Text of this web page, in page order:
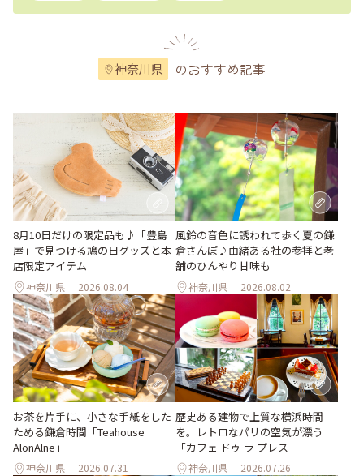
神奈川県 のおすすめ記事
8月10日だけの限定品も♪「豊島
屋」で見つける鳩の日グッズと本
店限定アイテム
神奈川県 2026.08.04
風鈴の音色に誘われて歩く夏の鎌
倉さんぽ♪由緒ある社の参拝と老
舗のひんやり甘味も
神奈川県 2026.08.02
お茶を片手に、小さな手紙をした
ためる鎌倉時間「Teahouse
AlonAlne」
神奈川県 2026.07.31
歴史ある建物で上質な横浜時間
を。レトロなパリの空気が漂う
「カフェ ドゥ ラ プレス」
神奈川県 2026.07.26